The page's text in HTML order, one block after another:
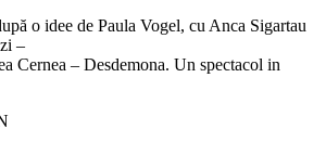
o idee de Paula Vogel, cu Anca Sigartau
–
Cernea – Desdemona. Un spectacol in